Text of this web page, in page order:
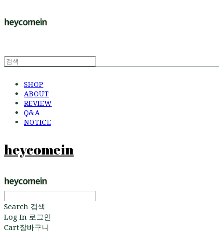
SHOP
ABOUT
REVIEW
Q&A
NOTICE
heycomein
Search 검색
Log In 로그인
Cart장바구니